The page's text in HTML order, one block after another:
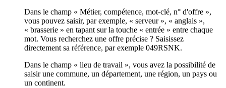
Dans le champ « Métier, compétence, mot-clé, n° d'offre »,
vous pouvez saisir, par exemple, « serveur », « anglais »,
« brasserie » en tapant sur la touche « entrée » entre chaque
mot. Vous recherchez une offre précise ? Saisissez
directement sa référence, par exemple 049RSNK.
Dans le champ « lieu de travail », vous avez la possibilité de
saisir une commune, un département, une région, un pays ou
un continent.